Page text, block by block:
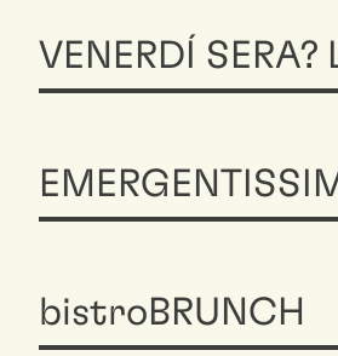
VENERDÍ
bistroBRUNCH